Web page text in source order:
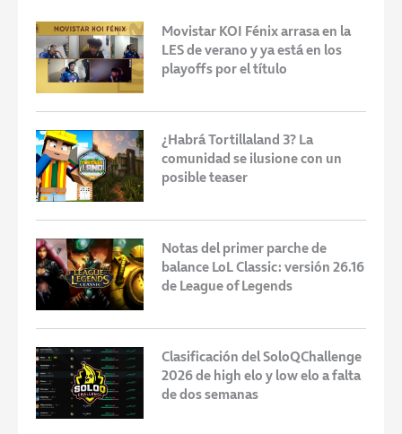
Movistar KOI Fénix arrasa en la
LES de verano y ya está en los
playoffs por el título
¿Habrá Tortillaland 3? La
comunidad se ilusione con un
posible teaser
Notas del primer parche de
balance LoL Classic: versión 26.16
de League of Legends
Clasificación del SoloQChallenge
2026 de high elo y low elo a falta
de dos semanas